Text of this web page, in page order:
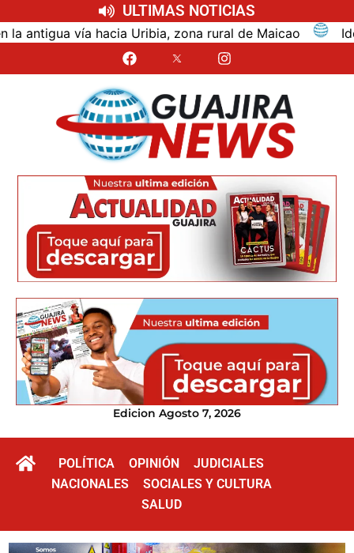
ULTIMAS NOTICIAS
vía hacia Uribia, zona rural de Maicao
Edicion Agosto 7, 2026
POLÍTICA OPINIÓN
JUDICIALES
NACIONALES
SOCIALES Y CULTURA
SALUD